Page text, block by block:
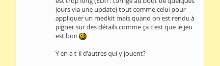
jours via une update) tout comme celui pour
appliquer un medkit mais quand on est rendu à
pigner sur des détails comme ça c'est que le jeu
est bon
Y en a t-il d'autres qui y jouent?